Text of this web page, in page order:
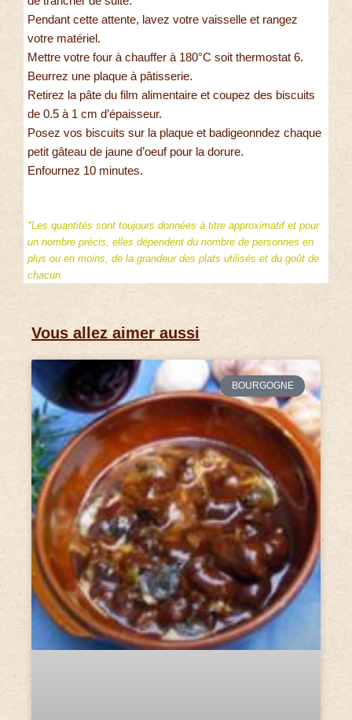
Pendant cette attente, lavez votre vaisselle et rangez
votre matériel.
Mettre votre four à chauffer à 180°C soit thermostat 6.
Beurrez une plaque à pâtisserie.
Retirez la pâte du film alimentaire et coupez des biscuits
de 0.5 à 1 cm d’épaisseur.
Posez vos biscuits sur la plaque et badigeonndez chaque
petit gâteau de jaune d’oeuf pour la dorure.
Enfournez 10 minutes.
*Les quantités sont toujours données à titre approximatif et pour
un nombre précis, elles dépendent du nombre de personnes en
plus ou en moins, de la grandeur des plats utilisés et du goût de
chacun.
Vous allez aimer aussi
BOURGOGNE